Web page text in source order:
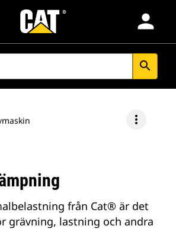
person
search
more_vert
från Cat® är det
grävning, lastning och andra